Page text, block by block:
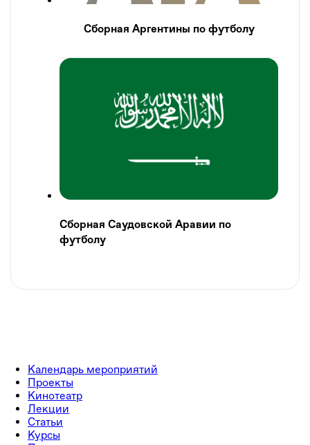
Сборная Аргентины по футболу
Сборная Саудовской Аравии по
футболу
Календарь мероприятий
Проекты
Кинотеатр
Лекции
Статьи
Курсы